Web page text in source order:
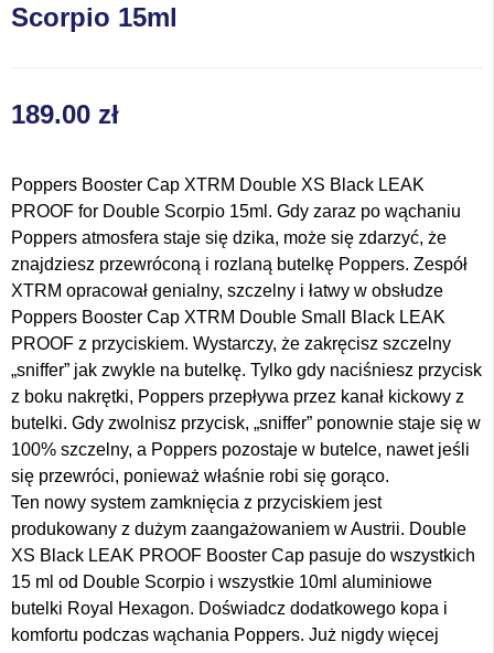
Scorpio 15ml
189.00 zł
Poppers Booster Cap XTRM Double XS Black LEAK
PROOF for Double Scorpio 15ml. Gdy zaraz po wąchaniu
Poppers atmosfera staje się dzika, może się zdarzyć, że
znajdziesz przewróconą i rozlaną butelkę Poppers. Zespół
XTRM opracował genialny, szczelny i łatwy w obsłudze
Poppers Booster Cap XTRM Double Small Black LEAK
PROOF z przyciskiem. Wystarczy, że zakręcisz szczelny
„sniffer” jak zwykle na butelkę. Tylko gdy naciśniesz przycisk
z boku nakrętki, Poppers przepływa przez kanał kickowy z
butelki. Gdy zwolnisz przycisk, „sniffer” ponownie staje się w
100% szczelny, a Poppers pozostaje w butelce, nawet jeśli
się przewróci, ponieważ właśnie robi się gorąco.
Ten nowy system zamknięcia z przyciskiem jest
produkowany z dużym zaangażowaniem w Austrii. Double
XS Black LEAK PROOF Booster Cap pasuje do wszystkich
15 ml od Double Scorpio i wszystkie 10ml aluminiowe
butelki Royal Hexagon. Doświadcz dodatkowego kopa i
komfortu podczas wąchania Poppers. Już nigdy więcej